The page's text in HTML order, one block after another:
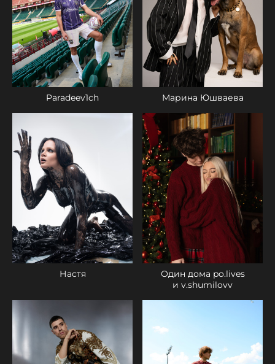
Paradeev1ch Марина Юшваева
Настя
Один дома po.lives
и v.shumilovv